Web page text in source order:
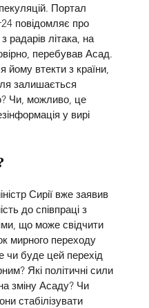
Портал
повідомляє про
радарів літака, на
перебував Асад.
йому втекти з країни,
залишається
Чи, можливо, це
у вирі
Сирії вже заявив
до співпраці з
що може свідчити
мирного переходу
чи буде цей перехід
Які політичні сили
зміну Асаду? Чи
стабілізувати